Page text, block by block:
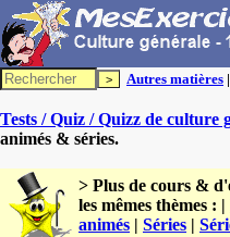
Autres matières
Tests / Quiz / Quizz de culture
animés & séries.
> Plus de cours &
les mêmes thèmes : |
animés | Séries |